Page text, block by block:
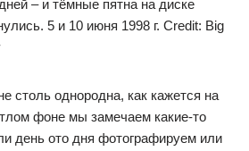
столь однородна, как кажется на
фоне мы замечаем какие-то
день ото дня фотографируем или